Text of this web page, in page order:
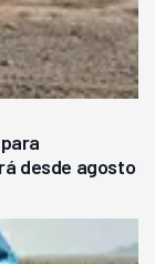
desde agosto